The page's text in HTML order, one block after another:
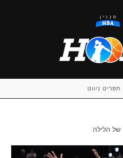
תפריט ניווט